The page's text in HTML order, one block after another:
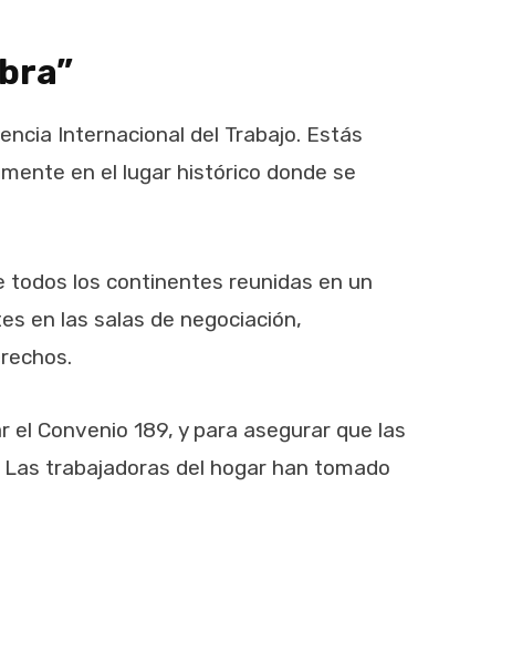
Internacional del Trabajo. Estás
en el lugar histórico donde se
todos los continentes reunidas en un
en las salas de negociación,
Convenio 189, y para asegurar que las
trabajadoras del hogar han tomado